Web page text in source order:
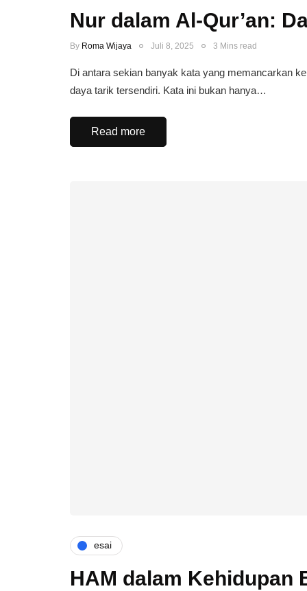
Nur dalam Al-Qur’an:
By Roma Wijaya Juli 8, 2025 3 Mins read
Di antara sekian banyak kata yang memancarkan
daya tarik tersendiri. Kata ini bukan hanya…
Read more
esai
HAM dalam Kehidupan